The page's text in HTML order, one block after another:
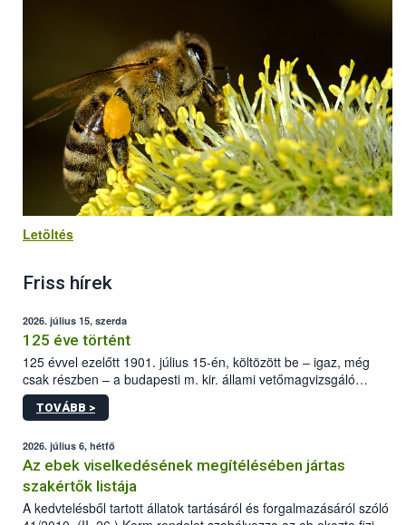
Letöltés
Friss hírek
2026. július 15, szerda
125 éve történt
125 évvel ezelőtt 1901. július 15-én, költözött be – igaz, még
csak részben – a budapesti m. kir. állami vetőmagvizsgáló
állomás a Kis Rókus utca 15. szám alatti, Czigler Győző által
tervezett új épületébe.
TOVÁBB >
2026. július 6, hétfő
Az ebek viselkedésének megítélésében jártas
szakértők listája
A kedvtelésből tartott állatok tartásáról és forgalmazásáról szóló